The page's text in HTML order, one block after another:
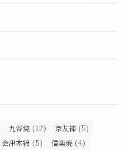
九谷焼 (12) 京友禅 (5)
会津木綿 (5) 信楽焼 (4)